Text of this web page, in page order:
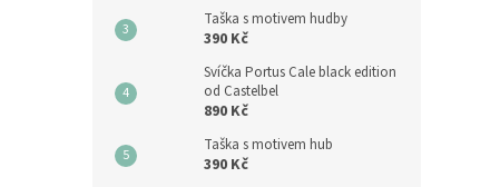
Taška s motivem hudby
390 Kč
Svíčka Portus Cale black edition
od Castelbel
890 Kč
Taška s motivem hub
390 Kč